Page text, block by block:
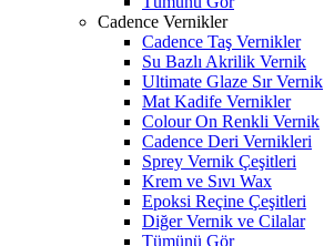
Cadence Vernikler
Cadence Taş Vernikler
Su Bazlı Akrilik Vernik
Ultimate Glaze Sır Vernik
Mat Kadife Vernikler
Colour On Renkli Vernik
Cadence Deri Vernikleri
Sprey Vernik Çeşitleri
Krem ve Sıvı Wax
Epoksi Reçine Çeşitleri
Diğer Vernik ve Cilalar
Tümünü Gör